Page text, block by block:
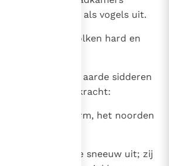
er de wolken als vogels uit.
maakt Hij de wolken hard en
hagelstenen af.
donder doet de aarde sidderen
door zijn kracht:
de zuiderstorm, het noorden
strooit Hij de sneeuw uit; zij